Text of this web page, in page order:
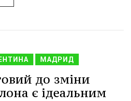
МАДРИД
до зміни
є ідеальним